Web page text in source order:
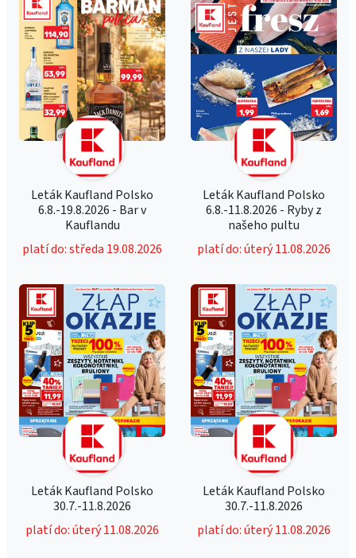
Leták Kaufland Polsko
6.8.-19.8.2026 - Bar v
Kauflandu
platí do: středa 19.08.2026
Leták Kaufland Polsko
6.8.-11.8.2026 - Ryby z
našeho pultu
platí do: úterý 11.08.2026
Leták Kaufland Polsko
30.7.-11.8.2026
platí do: úterý 11.08.2026
Leták Kaufland Polsko
30.7.-11.8.2026
platí do: úterý 11.08.2026